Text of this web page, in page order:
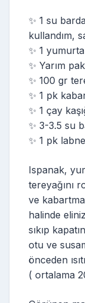
✨ 1 su
kullandım,
✨ 1
✨ Yarım
✨ 100 gr
✨ 1 pk
✨ 1 çay
✨ 3-3.5 su
✨ 1 pk
Ispanak,
tereyağını
ve
halinde
sıkıp
otu ve
önceden
( ortalama